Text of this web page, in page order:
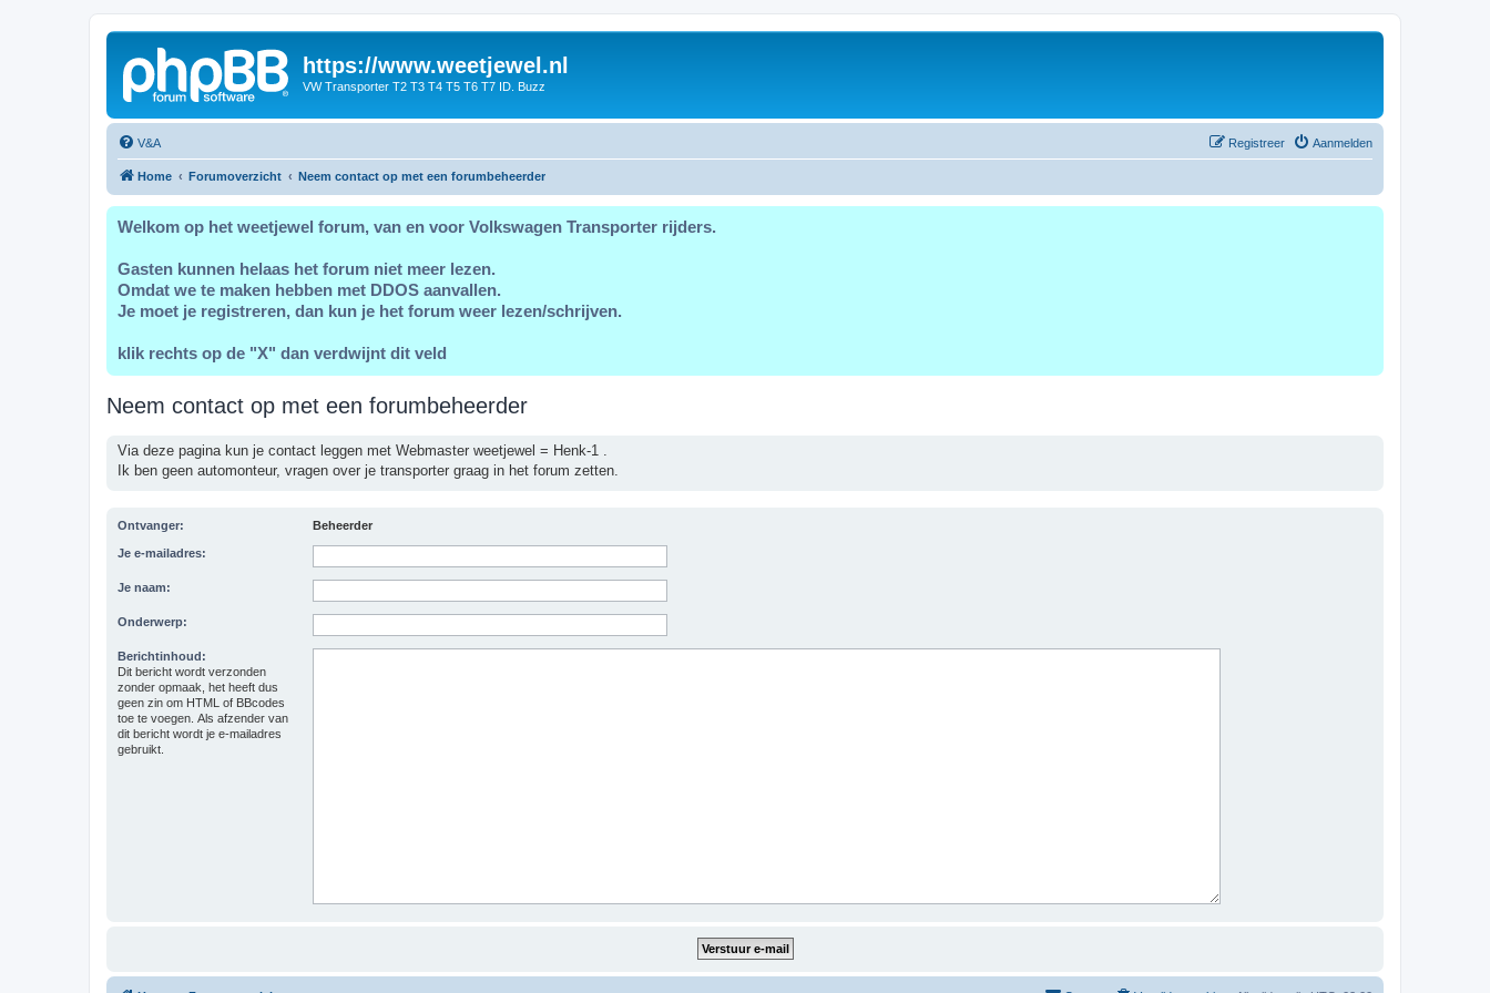
https://www.weetjewel.nl
VW Transporter T2 T3 T4 T5 T6 T7 ID. Buzz
V&A Aanmelden
Registreer
Home Forumoverzicht Neem contact op met een forumbeheerder
Welkom op het weetjewel forum, van en voor Volkswagen Transporter rijders.
Gasten kunnen helaas het forum niet meer lezen.
Omdat we te maken hebben met DDOS aanvallen.
Je moet je registreren, dan kun je het forum weer lezen/schrijven.
klik rechts op de "X" dan verdwijnt dit veld
Neem contact op met een forumbeheerder
Via deze pagina kun je contact leggen met Webmaster weetjewel = Henk-1 .
Ik ben geen automonteur, vragen over je transporter graag in het forum zetten.
Ontvanger: Beheerder
Je e-mailadres:
Je naam:
Onderwerp:
Berichtinhoud:
Dit bericht wordt verzonden
zonder opmaak, het heeft dus
geen zin om HTML of BBcodes
toe te voegen. Als afzender van
dit bericht wordt je e-mailadres
gebruikt.